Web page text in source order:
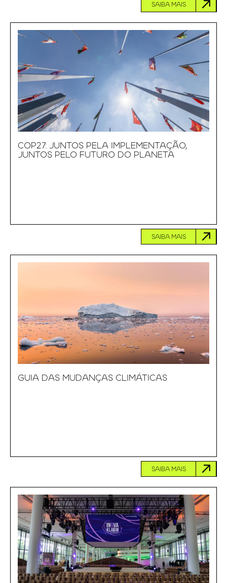
SAIBA MAIS
COP27: JUNTOS PELA IMPLEMENTAÇÃO,
JUNTOS PELO FUTURO DO PLANETA
SAIBA MAIS
GUIA DAS MUDANÇAS CLIMÁTICAS
SAIBA MAIS